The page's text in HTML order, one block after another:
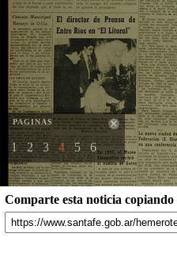
PAGINAS
1 2 3 4 5 6
Comparte esta noticia copiando